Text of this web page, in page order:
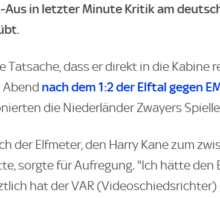
Aus in letzter Minute Kritik am
Tatsache, dass er direkt in die Kabine
Abend nach dem 1:2 der Elftal gegen
die Niederländer Zwayers
der Elfmeter, den Harry Kane zum
sorgte für Aufregung. "Ich hätte den
hat der VAR